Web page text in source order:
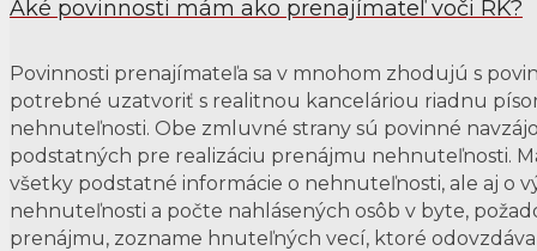
Aké povinnosti mám ako prenajímateľ voči RK?
Povinnosti prenajímateľa sa v mnohom zhodujú s
potrebné uzatvoriť s realitnou kanceláriou riadnu
nehnuteľnosti. Obe zmluvné strany sú povinné
podstatných pre realizáciu prenájmu nehnuteľnosti.
všetky podstatné informácie o nehnuteľnosti, ale aj o
nehnuteľnosti a počte nahlásených osôb v byte,
prenájmu, zozname hnuteľných vecí, ktoré